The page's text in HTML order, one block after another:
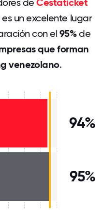
deCestaticket
un excelente lugar
con el 95%de
que forman
venezolano.
94%
95%